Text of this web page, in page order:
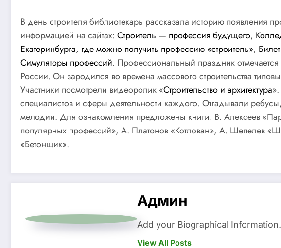
В день строителя библиотекарь рассказала историю появления
информацией на сайтах: Строитель — профессия будущего,
Екатеринбурга, где можно получить профессию «строитель»,
Симуляторы профессий. Профессиональный праздник отмечается
России. Он зародился во времена массового строительства
Участники посмотрели видеоролик «Строительство и архитектура
специалистов и сферы деятельности каждого. Отгадывали
мелодии. Для ознакомления предложены книги: В. Алексеев
популярных профессий», А. Платонов «Котлован», А. Шепелев
«Бетонщик».
Админ
Add your Biographical Information.
View All Posts